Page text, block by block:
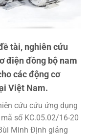
tài, nghiên cứu
điện đồng bộ nam
các động cơ
Việt Nam.
cứu cứu ứng dụng
số KC.05.02/16-20
Minh Định giảng